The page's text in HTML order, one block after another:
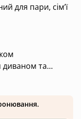
для пари, сім’ї
диваном та